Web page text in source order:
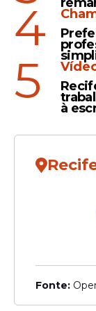
A
e teve
posições
Mais do
simbolizar
incentivo
4
5 à
Fonte: